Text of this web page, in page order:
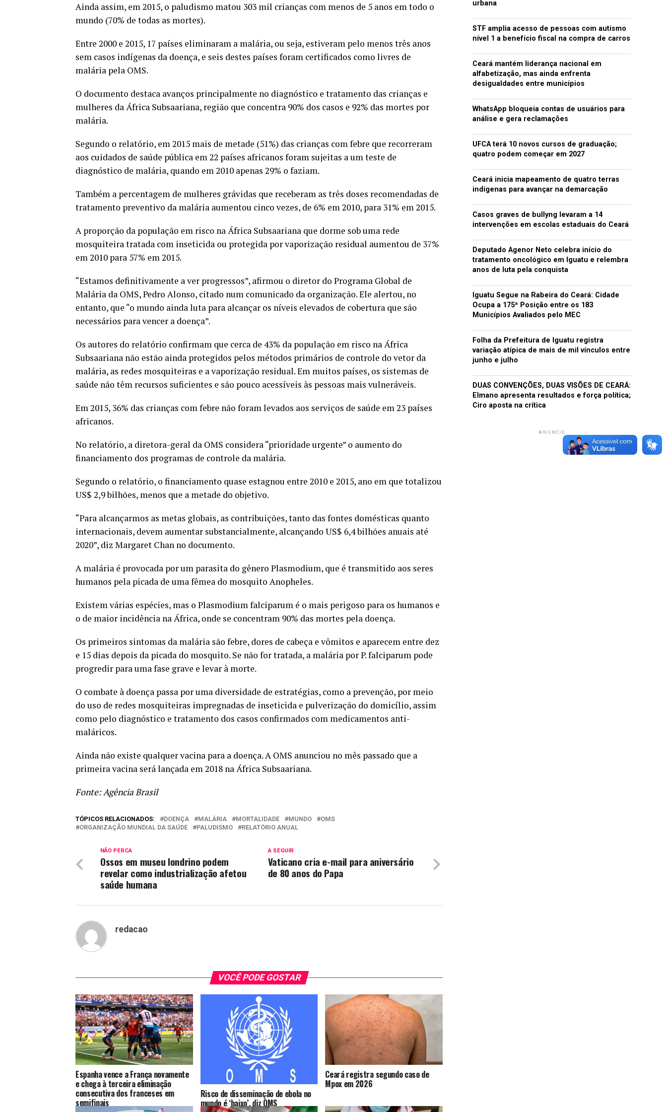
Ainda assim, em 2015, o paludismo matou 303 mil crianças com menos de 5 anos em todo o
mundo (70% de todas as mortes).
Entre 2000 e 2015, 17 países eliminaram a malária, ou seja, estiveram pelo menos três anos
sem casos indígenas da doença, e seis destes países foram certificados como livres de
malária pela OMS.
O documento destaca avanços principalmente no diagnóstico e tratamento das crianças e
mulheres da África Subsaariana, região que concentra 90% dos casos e 92% das mortes por
malária.
Segundo o relatório, em 2015 mais de metade (51%) das crianças com febre que recorreram
aos cuidados de saúde pública em 22 países africanos foram sujeitas a um teste de
diagnóstico de malária, quando em 2010 apenas 29% o faziam.
Também a percentagem de mulheres grávidas que receberam as três doses recomendadas de
tratamento preventivo da malária aumentou cinco vezes, de 6% em 2010, para 31% em 2015.
A proporção da população em risco na África Subsaariana que dorme sob uma rede
mosquiteira tratada com inseticida ou protegida por vaporização residual aumentou de 37%
em 2010 para 57% em 2015.
“Estamos definitivamente a ver progressos”, afirmou o diretor do Programa Global de
Malária da OMS, Pedro Alonso, citado num comunicado da organização. Ele alertou, no
entanto, que “o mundo ainda luta para alcançar os níveis elevados de cobertura que são
necessários para vencer a doença”.
Os autores do relatório confirmam que cerca de 43% da população em risco na África
Subsaariana não estão ainda protegidos pelos métodos primários de controle do vetor da
malária, as redes mosquiteiras e a vaporização residual. Em muitos países, os sistemas de
saúde não têm recursos suficientes e são pouco acessíveis às pessoas mais vulneráveis.
Em 2015, 36% das crianças com febre não foram levados aos serviços de saúde em 23 países
africanos.
No relatório, a diretora-geral da OMS considera “prioridade urgente” o aumento do
financiamento dos programas de controle da malária.
Segundo o relatório, o financiamento quase estagnou entre 2010 e 2015, ano em que totalizou
US$ 2,9 bilhões, menos que a metade do objetivo.
“Para alcançarmos as metas globais, as contribuições, tanto das fontes domésticas quanto
internacionais, devem aumentar substancialmente, alcançando US$ 6,4 bilhões anuais até
2020”, diz Margaret Chan no documento.
A malária é provocada por um parasita do gênero Plasmodium, que é transmitido aos seres
humanos pela picada de uma fêmea do mosquito Anopheles.
Existem várias espécies, mas o Plasmodium falciparum é o mais perigoso para os humanos e
o de maior incidência na África, onde se concentram 90% das mortes pela doença.
Os primeiros sintomas da malária são febre, dores de cabeça e vômitos e aparecem entre dez
e 15 dias depois da picada do mosquito. Se não for tratada, a malária por P. falciparum pode
progredir para uma fase grave e levar à morte.
O combate à doença passa por uma diversidade de estratégias, como a prevenção, por meio
do uso de redes mosquiteiras impregnadas de inseticida e pulverização do domicílio, assim
como pelo diagnóstico e tratamento dos casos confirmados com medicamentos anti-
maláricos.
Ainda não existe qualquer vacina para a doença. A OMS anunciou no mês passado que a
primeira vacina será lançada em 2018 na África Subsaariana.
Fonte: Agência Brasil
TÓPICOS RELACIONADOS: DOENÇA MALÁRIA MORTALIDADE MUNDO
OMS
ORGANIZAÇÃO MUNDIAL DA SAÚDE
PALUDISMO RELATÓRIO ANUAL
A SEGUIR
Vaticano cria e-mail para aniversário
de 80 anos do Papa
NÃO PERCA
Ossos em museu londrino podem
revelar como industrialização afetou
saúde humana
redacao
VOCÊ PODE GOSTAR
Espanha vence a França novamente
e chega à terceira eliminação
consecutiva dos franceses em
semifinais
Risco de disseminação de ebola no
mundo é ‘baixo’, diz OMS
Ceará registra segundo caso de
Mpox em 2026
urbana
STF amplia acesso de pessoas com autismo
nível 1 a benefício fiscal na compra de carros
Ceará mantém liderança nacional em
alfabetização, mas ainda enfrenta
desigualdades entre municípios
WhatsApp bloqueia contas de usuários para
análise e gera reclamações
UFCA terá 10 novos cursos de graduação;
quatro podem começar em 2027
Ceará inicia mapeamento de quatro terras
indígenas para avançar na demarcação
Casos graves de bullyng levaram a 14
intervenções em escolas estaduais do Ceará
Deputado Agenor Neto celebra início do
tratamento oncológico em Iguatu e relembra
anos de luta pela conquista
Iguatu Segue na Rabeira do Ceará: Cidade
Ocupa a 175ª Posição entre os 183
Municípios Avaliados pelo MEC
Folha da Prefeitura de Iguatu registra
variação atípica de mais de mil vínculos entre
junho e julho
DUAS CONVENÇÕES, DUAS VISÕES DE CEARÁ:
Elmano apresenta resultados e força política;
Ciro aposta na crítica
ANÚNCIO